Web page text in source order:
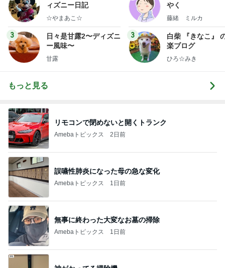
ィズニー日記
☆やまあこ☆
3
日々是甘露2〜ディズニ
ー風味〜
甘露
やく
藤緒 ミルカ
3
白柴 『きなこ』
楽ブログ
ひろ☆みき
もっと見る
リモコンで閉めないと開くトランク
Amebaトピックス 2日前
誤嚥性肺炎になった母の急な変化
Amebaトピックス 1日前
無事に終わった大変なお墓の掃除
Amebaトピックス 1日前